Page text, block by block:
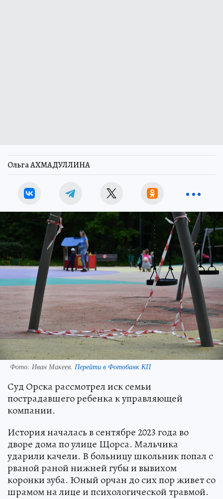
Ольга АХМАДУЛЛИНА
Фото: Иван Макеев. Перейти в Фотобанк КП
Суд Орска рассмотрел иск семьи
пострадавшего ребенка к управляющей
компании.
История началась в сентябре 2023 года во
дворе дома по улице Щорса. Мальчика
ударили качели. В больницу школьник попал с
рваной раной нижней губы и вывихом
коронки зуба. Юный орчан до сих пор живет со
шрамом на лице и психологической травмой.